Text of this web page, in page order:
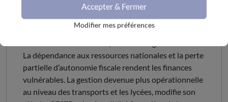
de compétences, les modifications comptables et les
transferts entre sections rendent la comparaison
avec 2024 difficile. Ainsi retraité, le CA présente in
La dépendance aux ressources nationales et la perte
partielle d’autonomie fiscale rendent les finances
vulnérables. La gestion devenue plus opérationnelle
au niveau des transports et les lycées, modifie son
Accepter & Fermer
Modifier mes préférences